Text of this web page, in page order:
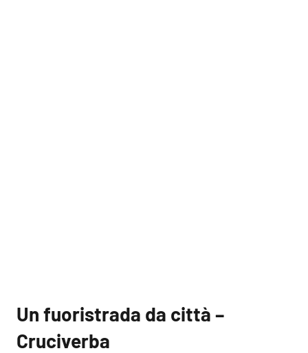
Un fuoristrada da città –
Cruciverba